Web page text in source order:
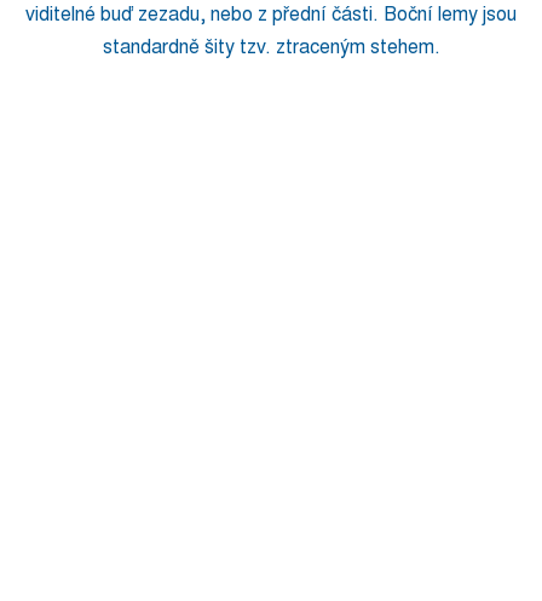
viditelné buď zezadu, nebo z přední části. Boční lemy jsou
standardně šity tzv. ztraceným stehem.